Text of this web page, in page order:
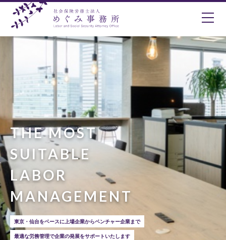
THE MOST
SUITABLE
LABOR
MANAGEMENT
東京・仙台をベースに上場企業からベンチャー企業まで
最適な労務管理で企業の発展をサポートいたします